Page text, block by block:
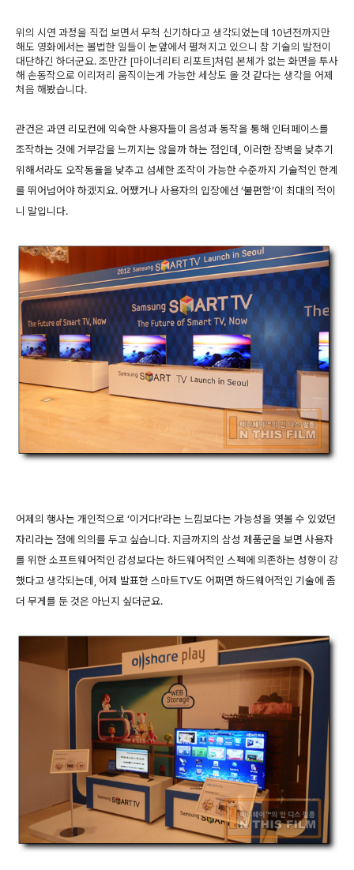
위의 시연 과정을 직접 보면서 무척 신기하다고 생각되었는데 10년전까지만
해도 영화에서는 볼법한 일들이 눈앞에서 펼쳐지고 있으니 참 기술의 발전이
대단하긴 하더군요. 조만간 [마이너리티 리포트]처럼 본체가 없는 화면을 투사
해 손동작으로 이리저리 움직이는게 가능한 세상도 올 것 같다는 생각을 어제
처음 해봤습니다.
관건은 과연 리모컨에 익숙한 사용자들이 음성과 동작을 통해 인터페이스를
조작하는 것에 거부감을 느끼지는 않을까 하는 점인데, 이러한 장벽을 낮추기
위해서라도 오작동율을 낮추고 섬세한 조작이 가능한 수준까지 기술적인 한계
를 뛰어넘어야 하겠지요. 어쨌거나 사용자의 입장에선 ‘불편함’이 최대의 적이
니 말입니다.
어제의 행사는 개인적으로 ‘이거다!’라는 느낌보다는 가능성을 엿볼 수 있었던
자리라는 점에 의의를 두고 싶습니다. 지금까지의 삼성 제품군을 보면 사용자
를 위한 소프트웨어적인 감성보다는 하드웨어적인 스펙에 의존하는 성향이 강
했다고 생각되는데, 어제 발표한 스마트TV도 어쩌면 하드웨어적인 기술에 좀
더 무게를 둔 것은 아닌지 싶더군요.